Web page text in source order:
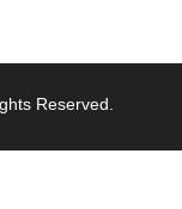
Reserved.